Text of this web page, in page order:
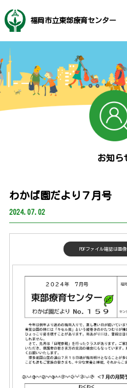
福岡市立東部療育センター
TOPペー
主な事業
相談部
通園部
地域支援・
研修・セミ
ボランティ
動画を見
施設概
お知ら
採用情
福岡市社会福
音声読み上げ・文字
電話：092-
お知ら
わかば園だより７月号
2024.07.02
PDFファイル確認は画